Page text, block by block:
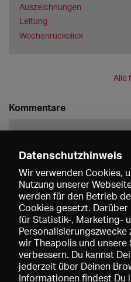
Auszeichnungen
Leitung
Wochenrückblick
Alle
Kommentare
Datenschutzhinweis
Wir verwenden Cookies,
Nutzung unserer
werden für den Betrieb
Cookies gesetzt.
für Statistik-, Marketing-
Personalisierungszwecke
wir Theapolis und unsere
verbessern. Du kannst
jederzeit über Deinen
Informationen findest Du